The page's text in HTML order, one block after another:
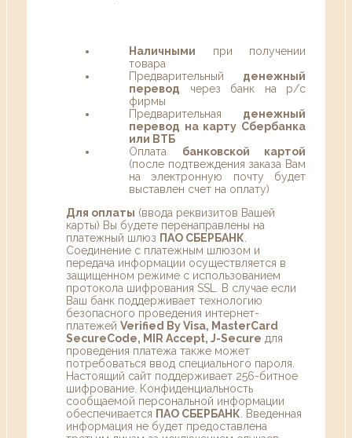
Наличными при получении
товара
Предварительный денежный
перевод через банк на р/с
фирмы
Предварительная денежный
перевод на карту Сбербанка
или ВТБ
Оплата банковской картой
(после подтвеждения заказа Вам
на электронную почту будет
выставлен счет на оплату)
Для оплаты (ввода реквизитов Вашей
карты) Вы будете перенаправлены на
платежный шлюз ПАО СБЕРБАНК
Соединение с платежным шлюзом и
передача информации осуществляется в
защищенном режиме с использованием
протокола шифрования SSL. В случае если
Ваш банк поддерживает технологию
безопасного проведения интернет-
платежей Verified By Visa, MasterCard
SecureCode, MIR Accept, J-Secure для
проведения платежа также может
потребоваться ввод специального пароля.
Настоящий сайт поддерживает 256-битное
шифрование. Конфиденциальность
сообщаемой персональной информации
обеспечивается ПАО СБЕРБАНК . Введенная
информация не будет предоставлена